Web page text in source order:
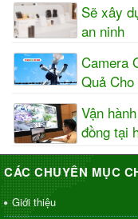
Sẽ xây
an ninh
Camera
Quả
Vận
đồng tại
CÁC CHUYÊN MỤC
Giới thiệu